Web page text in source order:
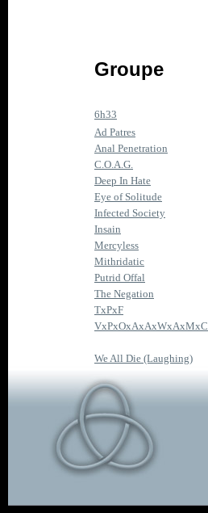
Groupe
6h33
Ad Patres
Anal Penetration
C.O.A.G.
Deep In Hate
Eye of Solitude
Infected Society
Insain
Mercyless
Mithridatic
Putrid Offal
The Negation
TxPxF
VxPxOxAxAxWxAxMxC
We All Die (Laughing)